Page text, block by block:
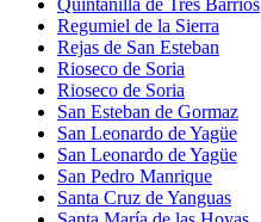
Regumiel de la Sierra
Rejas de San Esteban
Rioseco de Soria
Rioseco de Soria
San Esteban de Gormaz
San Leonardo de Yagüe
San Leonardo de Yagüe
San Pedro Manrique
Santa Cruz de Yanguas